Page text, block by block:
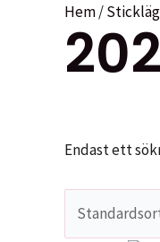
Hem/
Endast ett